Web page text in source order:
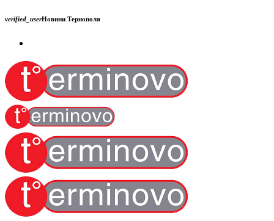
verified_userНовини Тернополя